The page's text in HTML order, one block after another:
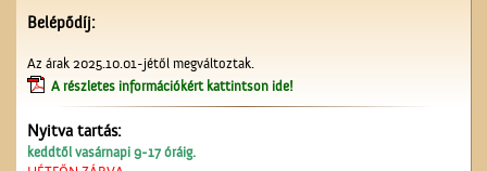
Szitaárusok a ceglédi
Belépődíj:
Az árak 2025.10.01-jétől megváltoztak.
A részletes információkért kattintson ide!
Nyitva tartás:
keddtől vasárnapi 9-17 óráig.